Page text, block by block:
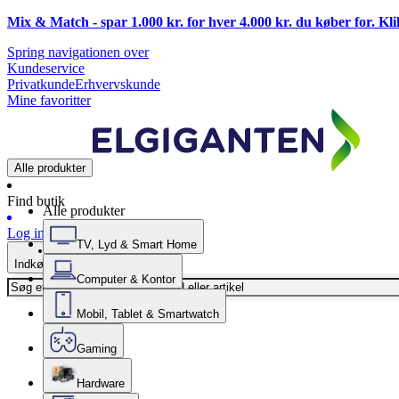
Mix & Match - spar 1.000 kr. for hver 4.000 kr. du køber for.
Spring navigationen over
Kundeservice
PrivatkundeErhvervskunde
Mine favoritter
Alle produkter
Find butik
Log ind
Indkøbskurv
Alle produkter
TV, Lyd & Smart Home
Computer & Kontor
Mobil, Tablet & Smartwatch
Gaming
Hardware